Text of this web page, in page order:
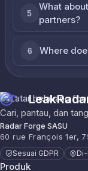
5
What
partners?
6 Where
Cari, pantau, dan
Radar Forge SASU
60 rue François 1er,
Sesuai GDPR
Produk